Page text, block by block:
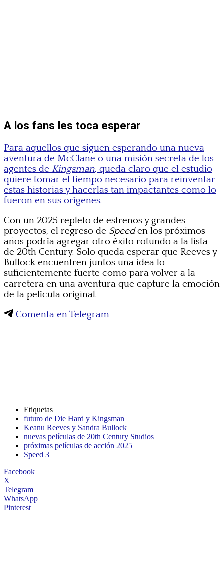
A los fans les toca esperar
Para aquellos que siguen esperando una nueva
aventura de McClane o una misión secreta de los
agentes de Kingsman, queda claro que el estudio
quiere tomar el tiempo necesario para reinventar
estas historias y hacerlas tan impactantes como lo
fueron en sus orígenes.
Con un 2025 repleto de estrenos y grandes
proyectos, el regreso de Speeden los próximos
años podría agregar otro éxito rotundo a la lista
de 20th Century. Solo queda esperar que Reeves y
Bullock encuentren juntos una idea lo
suficientemente fuerte como para volver a la
carretera en una aventura que capture la emoción
de la película original.
Comenta en Telegram
Etiquetas
futuro de Die Hard y Kingsman
Keanu Reeves y Sandra Bullock
nuevas películas de 20th Century Studios
próximas películas de acción 2025
Speed 3
Facebook
X
Telegram
WhatsApp
Pinterest